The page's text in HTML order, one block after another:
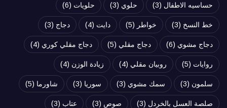
حساسيه الاطفال (3) حلوي (3) حلويات (6)
خط النسخ (3) خواطر (5) دايت (4) دجاج (3)
دجاج مشوي (6) دجاج مقلي (5) دجاج مقلي كوري (4)
روايات (5) روبيان مقلي (4) زيادة الوزن (4)
سلمون (3) سمك مشوي (3) سوريا (3) شاورما (5)
صلصة العسل بالخردل (3) صوص (3) عتاب (3)